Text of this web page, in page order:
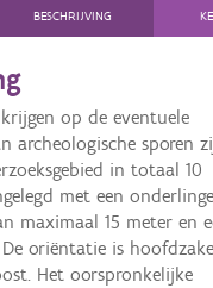
BESCHRIJVING
op de eventuele
archeologische sporen
in totaal 10
met een onderlinge
maximaal 15 meter en
oriëntatie is
Het oorspronkelijke